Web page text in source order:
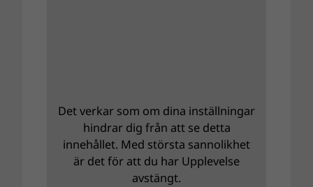
Det verkar som om dina inställningar
hindrar dig från att se detta
innehållet. Med största sannolikhet
är det för att du har Upplevelse
avstängt.